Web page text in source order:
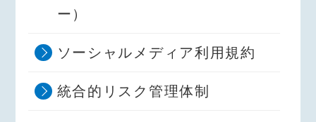
ー）
ソーシャルメディア利用規約
統合的リスク管理体制